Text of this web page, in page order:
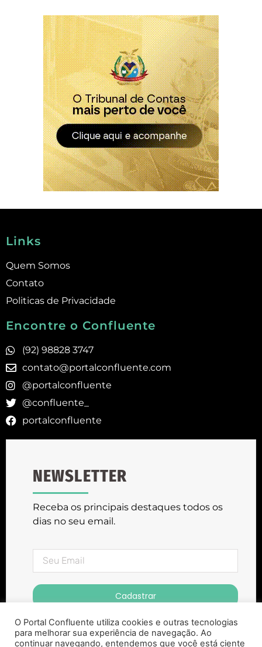
Links
Quem Somos
Contato
Politicas de Privacidade
Encontre o Confluente
(92) 98828 3747
contato@portalconfluente.com
@portalconfluente
@confluente_
portalconfluente
NEWSLETTER
Receba os principais destaques todos os
dias no seu email.
Cadastrar
O Portal Confluente utiliza cookies e outras tecnologias
para melhorar sua experiência de navegação. Ao
continuar navegando, entendemos que você está ciente